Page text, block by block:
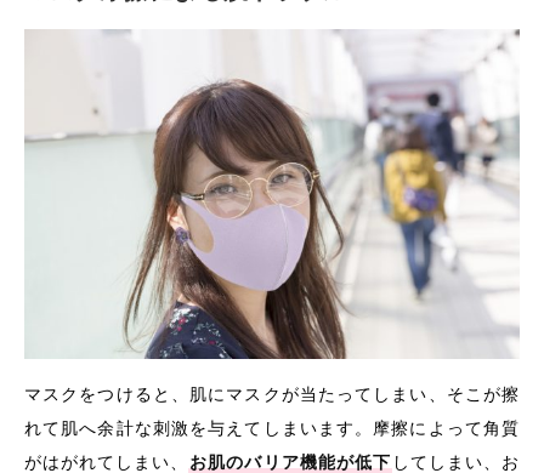
マスクをつけると、肌にマスクが当たってしまい、そこが擦
れて肌へ余計な刺激を与えてしまいます。摩擦によって角質
がはがれてしまい、
お肌のバリア機能が低下 してしまい、お